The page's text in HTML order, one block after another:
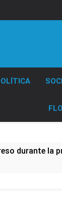
durante la